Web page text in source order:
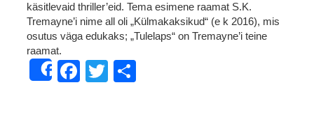
käsitlevaid thriller’eid. Tema esimene raamat S.K.
Tremayne’i nime all oli „Külmakaksikud“ (e k 2016), mis
osutus väga edukaks; „Tulelaps“ on Tremayne’i teine
raamat.
ShareFacebook
Twitter